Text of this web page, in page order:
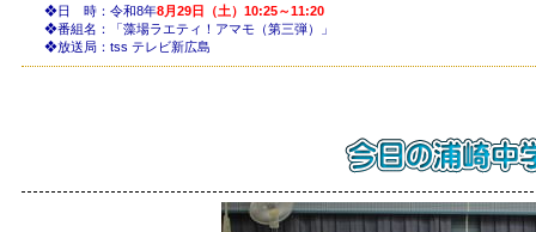
❖日 時：令和8年8月29日（土）10:25～11:20
❖番組名：「藻場ラエティ！アマモ（第三弾）」
❖放送局：tss テレビ新広島